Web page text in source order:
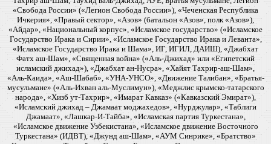
«Свобода России» («Легион Свобода России»), «Чеченская Республика
Ичкерия», «Правый сектор», «Азов» (батальон «Азов», полк «Азов»),
«Айдар», «Национальный корпус», «Исламское государство» («Исламское
Государство Ирака и Сирии», «Исламское Государство Ирака и Леванта»,
«Исламское Государство Ирака и Шама», ИГ, ИГИЛ, ДАИШ), «Джабхат
Фатх аш-Шам», «Священная война» («Аль-Джихад» или «Египетский
исламский джихад»), «Джабхат ан-Нусра», «Хайят Тахрир-аш-Шам»,
«Аль-Каида», «Аш-Шабаб», «УНА-УНСО», «Движение Талибан», «Братья-
мусульмане» («Аль-Ихван аль-Муслимун»), «Меджлис крымско-татарского
народа», «Хизб ут-Тахрир», «Имарат Кавказ» («Кавказский Эмират»),
«Исламский джихад – Джамаат моджахедов», «Нурджулар», «Таблиги
Джамаат», «Лашкар-И-Тайба», «Исламская партия Туркестана»,
«Исламское движение Узбекистана», «Исламское движение Восточного
Туркестана» (ИДВТ), «Джунд аш-Шам», «АУМ Синрике», «Братство»